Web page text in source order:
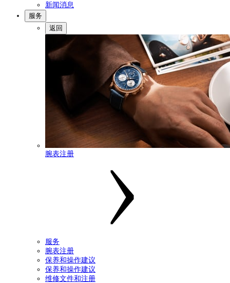
新闻消息
服务
返回
腕表注册
服务
腕表注册
保养和操作建议
保养和操作建议
维修文件和注册